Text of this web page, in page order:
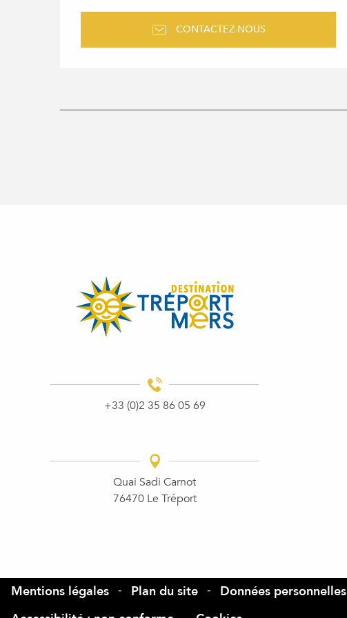
CONTACTEZ-NOUS
+33 (0)2 35 86 05 69
Quai Sadi Carnot
76470 Le Tréport
Mentions légales Plan du site Données personnelles